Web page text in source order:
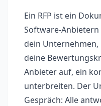
Ein RFP ist ein
Software-Anbietern
dein
deine
Anbieter auf, ein
unterbreiten. Der
Gespräch: Alle